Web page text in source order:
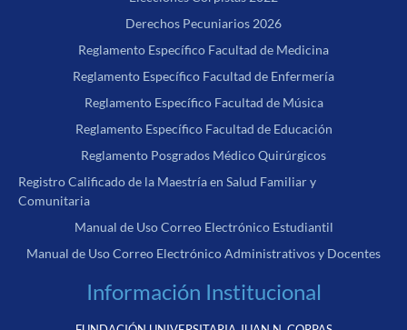
Derechos Pecuniarios 2026
Reglamento Específico Facultad de Medicina
Reglamento Específico Facultad de Enfermería
Reglamento Específico Facultad de Música
Reglamento Específico Facultad de Educación
Reglamento Posgrados Médico Quirúrgicos
Registro Calificado de la Maestría en Salud Familiar y
Comunitaria
Manual de Uso Correo Electrónico Estudiantil
Manual de Uso Correo Electrónico Administrativos y Docentes
Información Institucional